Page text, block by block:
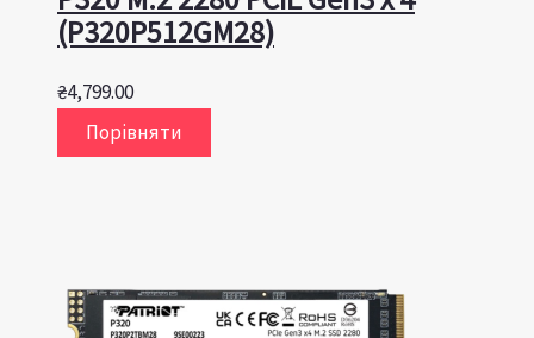
(P320P512GM28)
₴4,799.00
Порівняти